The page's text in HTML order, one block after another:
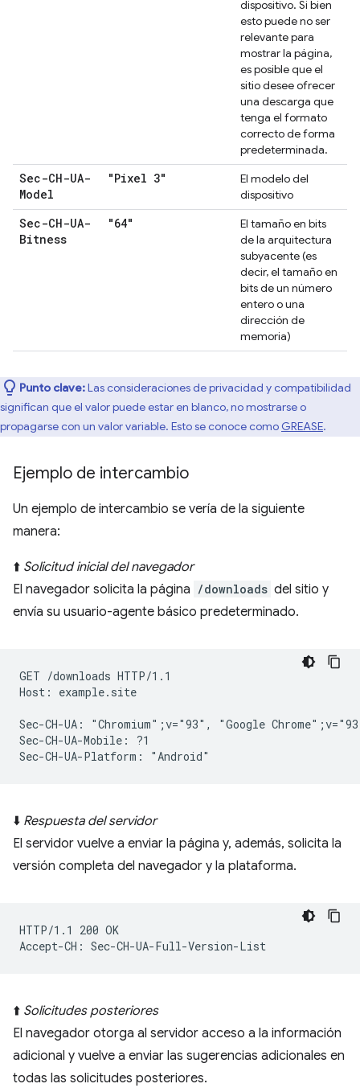
dispositivo. Si bien
esto puede no ser
relevante para
mostrar la página,
es posible que el
sitio desee ofrecer
una descarga que
tenga el formato
correcto de forma
predeterminada.
Sec-CH-UA-
Model
"Pixel 3"
El modelo del
dispositivo
Sec-CH-UA-
Bitness
"64"
El tamaño en bits
de la arquitectura
subyacente (es
decir, el tamaño en
bits de un número
entero o una
dirección de
memoria)
Punto clave:Las consideraciones de privacidad y compatibilidad
significan que el valor puede estar en blanco, no mostrarse o
propagarse con un valor variable. Esto se conoce como GREASE.
Ejemplo de intercambio
Un ejemplo de intercambio se vería de la siguiente
manera:
⬆️ Solicitud inicial del navegador
El navegador solicita la página /downloads del sitio y
envía su usuario-agente básico predeterminado.
GET /downloads HTTP/1.1
Host: example.site
Sec-CH-UA: "Chromium";v="93", "Google
Sec-CH-UA-Mobile: ?1
⬇️ Respuesta del servidor
El servidor vuelve a enviar la página y, además, solicita la
versión completa del navegador y la plataforma.
HTTP/1.1 200 OK
⬆️ Solicitudes posteriores
El navegador otorga al servidor acceso a la información
adicional y vuelve a enviar las sugerencias adicionales en
todas las solicitudes posteriores.